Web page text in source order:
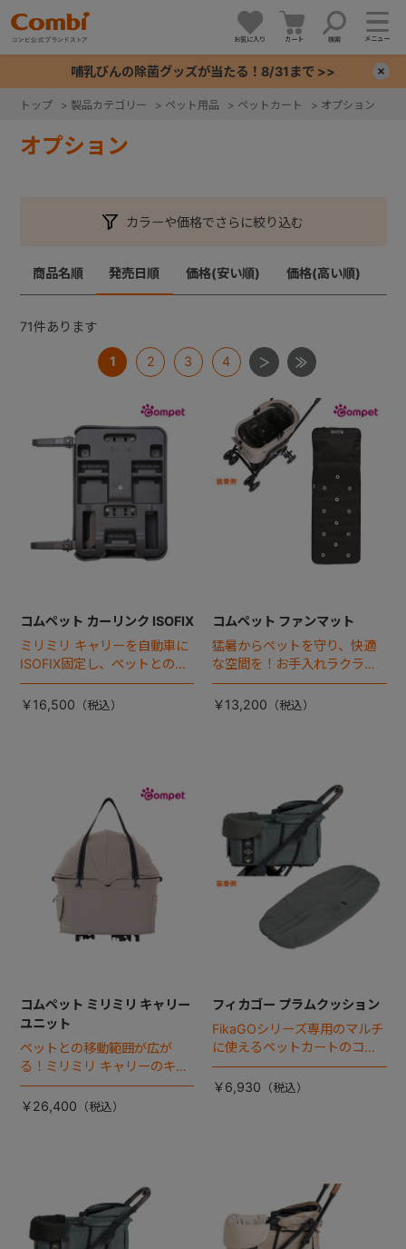
お気に入り カート 検索 メニュー
哺乳びんの除菌グッズが当たる！8/31まで >>
トップ > 製品カテゴリー > ペット用品 > ペットカート > オプション
オプション
カラーや価格でさらに絞り込む
商品名順 発売日順 価格(安い順) 価格(高い順)
71件あります
1 2 3 4
コムペット カーリンク ISOFIX
ミリミリ キャリーを自動車に
ISOFIX固定し、ペットとの車
移動をカンタン・快適に！
￥16,500
コムペット ファンマット
猛暑からペットを守り、快適
な空間を！お手入れラクラク
な「ファンマット」が登場！
￥13,200
コムペット ミリミリ キャリー
ユニット
ペットとの移動範囲が広が
る！ミリミリ キャリーのキャ
リー部単品が登場！
￥26,400
フィカゴー プラムクッション
FikaGOシリーズ専用のマルチ
に使えるペットカートのコー
ナークッション登場。
￥6,930